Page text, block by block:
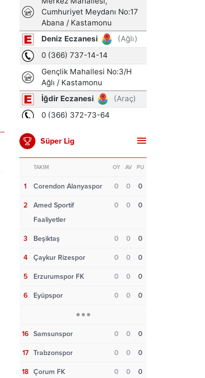
Süper Lig
TAKIM OY AV PU
1 Corendon Alanyaspor 0 0 0
2
Amed Sportif
Faaliyetler
0 0 0
3 Beşiktaş 0 0 0
4 Çaykur Rizespor 0 0 0
5 Erzurumspor FK 0 0 0
6 Eyüpspor 0 0 0
16 Samsunspor 0 0 0
17 Trabzonspor 0 0 0
18 Çorum FK 0 0 0